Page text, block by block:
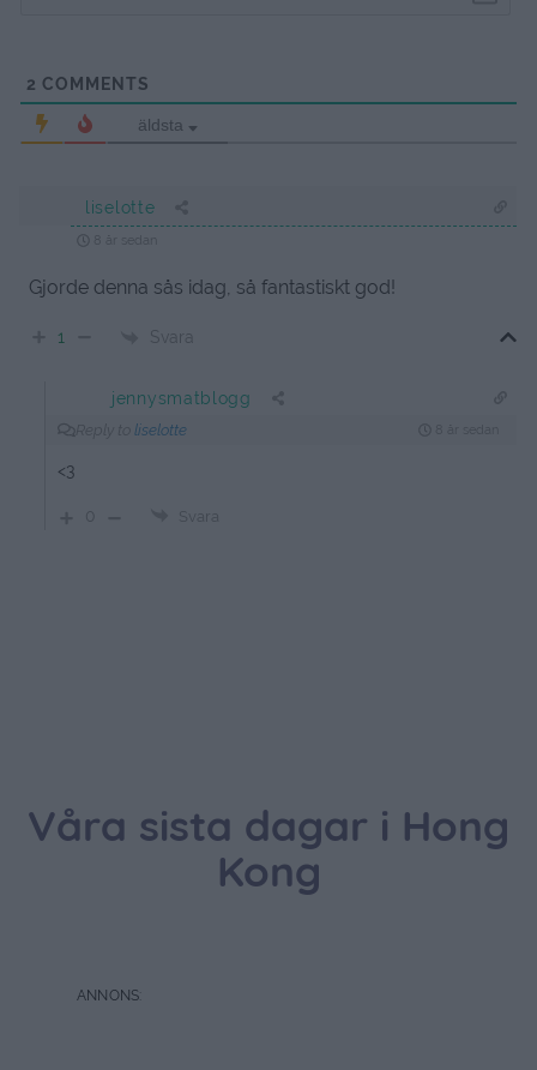
2 COMMENTS
äldsta
liselotte
8 år sedan
Gjorde denna sås idag, så fantastiskt god!
1 Svara
jennysmatblogg
liselotte
<3
0 Svara
Våra sista dagar i Hong
Kong